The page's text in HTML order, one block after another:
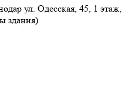
ул. Одесская, 45, 1 этаж,
здания)